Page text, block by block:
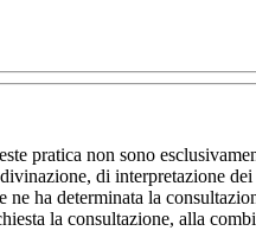
pratica non sono
di interpretazione
ha determinata la
la consultazione, alla